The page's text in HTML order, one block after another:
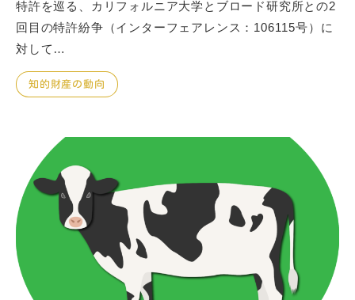
特許を巡る、カリフォルニア大学とブロード研究所との2
回目の特許紛争（インターフェアレンス：106115号）に
対して…
知的財産の動向